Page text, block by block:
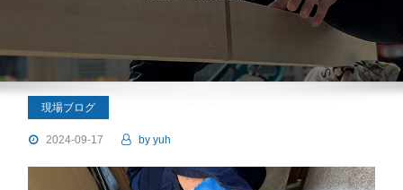
現場ブログ
2024-09-17 by yuh